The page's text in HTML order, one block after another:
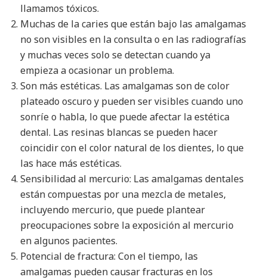
llamamos tóxicos.
Muchas de la caries que están bajo las amalgamas
no son visibles en la consulta o en las radiografías
y muchas veces solo se detectan cuando ya
empieza a ocasionar un problema.
Son más estéticas. Las amalgamas son de color
plateado oscuro y pueden ser visibles cuando uno
sonríe o habla, lo que puede afectar la estética
dental. Las resinas blancas se pueden hacer
coincidir con el color natural de los dientes, lo que
las hace más estéticas.
Sensibilidad al mercurio: Las amalgamas dentales
están compuestas por una mezcla de metales,
incluyendo mercurio, que puede plantear
preocupaciones sobre la exposición al mercurio
en algunos pacientes.
Potencial de fractura: Con el tiempo, las
amalgamas pueden causar fracturas en los